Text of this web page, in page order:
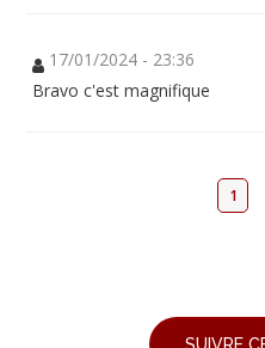
17/01/2024 - 23:36
Bravo c'est magnifique
1